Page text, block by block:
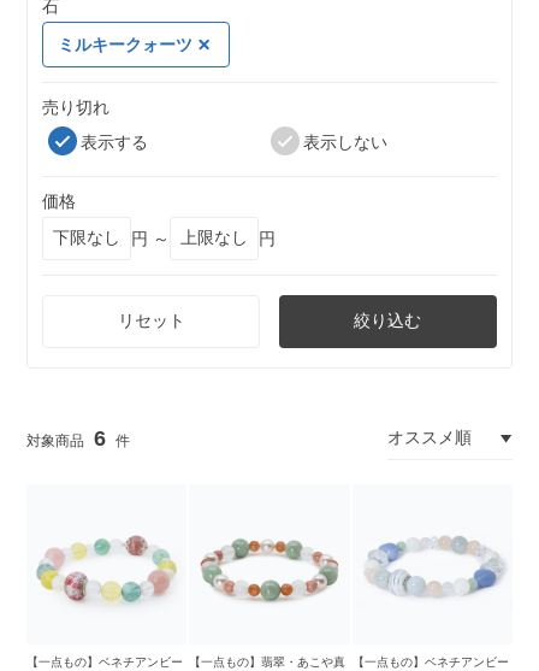
石
ミルキークォーツ
売り切れ
表示する
表示しない
価格
円 ～
円
リセット 絞り込む
6
【一点もの】ベネチアンビー
【一点もの】翡翠・あこや真
【一点もの】ベネチアンビー